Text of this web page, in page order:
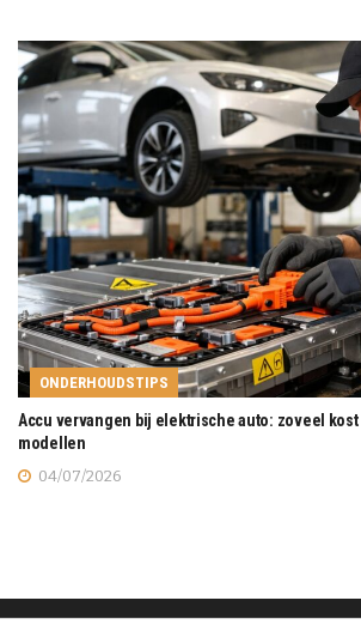
ONDERHOUDSTIPS
Accu vervangen bij elektrische auto: zoveel
modellen
04/07/2026